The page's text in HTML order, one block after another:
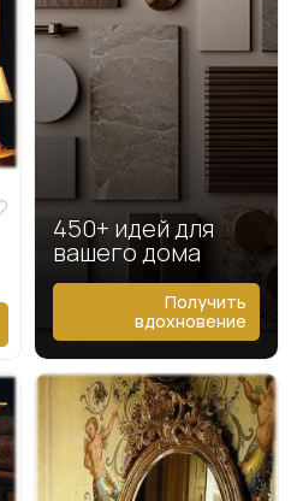
450+ идей для
вашего дома
Получить
вдохновение